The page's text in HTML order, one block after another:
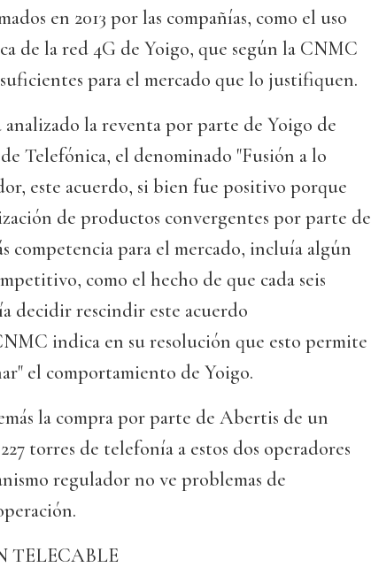
en 2013 por las compañías, como el uso
de la red 4G de Yoigo, que según la CNMC
para el mercado que lo justifiquen.
la reventa por parte de Yoigo de
Telefónica, el denominado "Fusión a lo
este acuerdo, si bien fue positivo porque
de productos convergentes por parte de
competencia para el mercado, incluía algún
como el hecho de que cada seis
decidir rescindir este acuerdo
indica en su resolución que esto permite
el comportamiento de Yoigo.
la compra por parte de Abertis de un
torres de telefonía a estos dos operadores
regulador no ve problemas de
TELECABLE